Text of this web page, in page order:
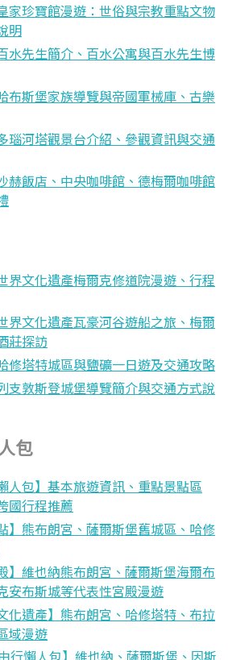
家珍寶館漫遊：世俗與宗教重點文物
明
水先生簡介、百水公寓與百水先生博
布斯堡家族導覽與帝國軍械庫、古樂
瑙河塔觀景台介紹、參觀資訊與交通
赫飯店、中央咖啡館、德梅爾咖啡館
界文化遺產梅爾克修道院漫遊、行程
界文化遺產瓦豪河谷遊船之旅、梅爾
莊探訪
修塔特城區與鹽礦一日遊及交通攻略
支敦斯登城堡導覽簡介與交通方式說
包
人包】基本旅遊資訊、重點景點區
國行程推薦
】熊布朗宮、薩爾斯堡舊城區、哈修
】維也納熊布朗宮、薩爾斯堡海爾布
安布斯城等代表性宮殿漫遊
化遺產】熊布朗宮、哈修塔特、布拉
域漫遊